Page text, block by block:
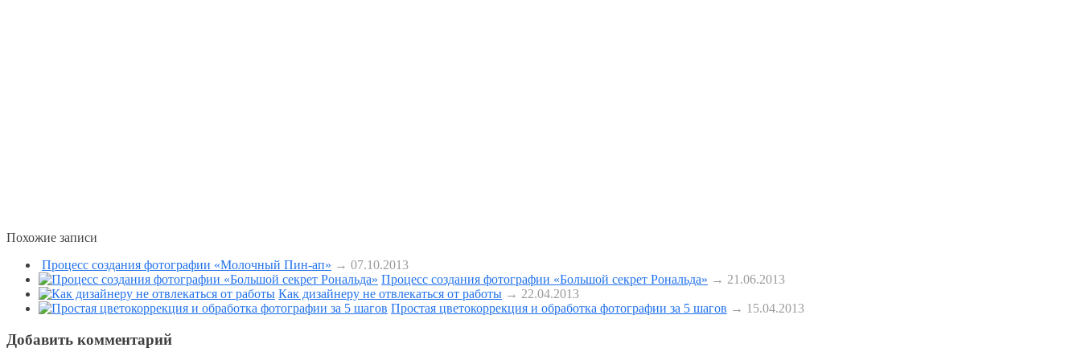
Похожие записи
Процесс создания фотографии «Молочный Пин-ап» → 07.10.2013
Процесс создания фотографии «Большой секрет Рональда» → 21.06.2013
Как дизайнеру не отвлекаться от работы → 22.04.2013
Простая цветокоррекция и обработка фотографии за 5 шагов → 15.04.2013
Добавить комментарий